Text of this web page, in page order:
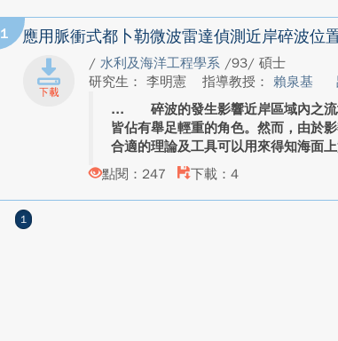
1 應用脈衝式都卜勒微波雷達偵測近岸碎波位
/ 水利及海洋工程學系 /93/ 碩士
研究生： 李明憲
指導教授： 賴泉基
碎波的發生影響近岸區域內之流
皆佔有舉足輕重的角色。然而，由於
合適的理論及工具可以用來得知海面
點閱：247
下載：4
1